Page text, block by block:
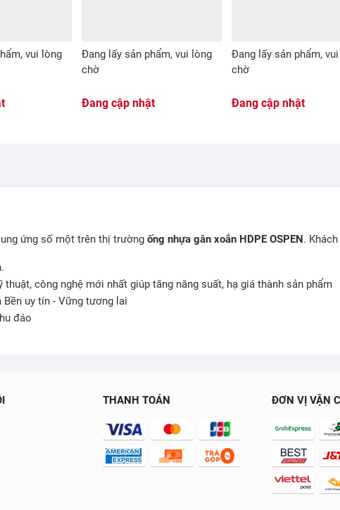
vui lòng
Đang lấy sản phẩm, vui lòng
chờ
Đang cập nhật
Đang lấy sản phẩm,
chờ
Đang cập nhật
ứng số một trên thị trường ống nhựa gân xoắn HDPE OSPEN.
công nghệ mới nhất giúp tăng năng suất, hạ giá thành sản phẩm
uy tín - Vững tương lai
đáo
THANH TOÁN ĐƠN VỊ VẬN